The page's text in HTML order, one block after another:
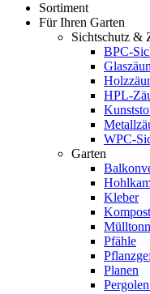
Sortiment
Für Ihren Garten
Sichtschutz &
BPC-
HPL-
WPC-
Garten
Kleber
Pfähle
Planen